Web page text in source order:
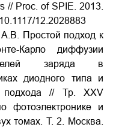
// Proc. of SPIE. 2013.
12.2028883
Простой подход к
Карло диффузии
заряда в
диодного типа и
подхода // Тр. XXV
фотоэлектронике и
томах. Т. 2. Москва.